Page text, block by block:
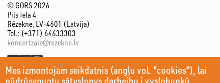
Mes izmontojam seikdatnis (angļu vol. "cookies"), lai
© GORS 2026
Pils iela 4
Rēzekne, LV-4601 (Latvija)
Tel.: (+371) 64633303
koncertzale@rezekne.lv